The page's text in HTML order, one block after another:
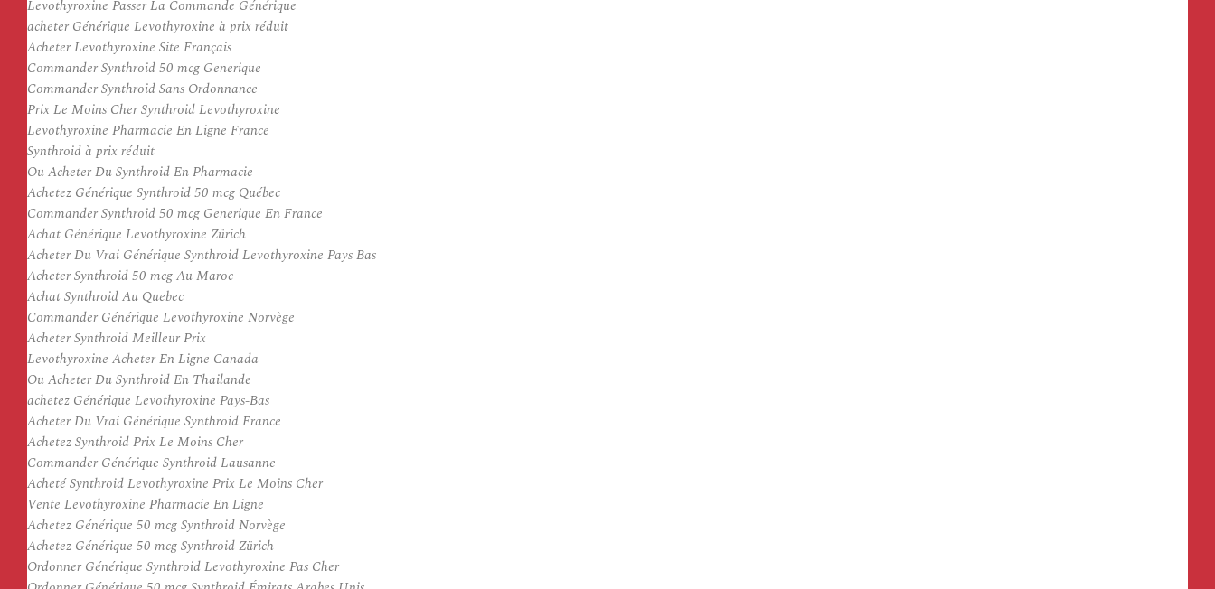
Levothyroxine Passer La Commande Générique
acheter Générique Levothyroxine à prix réduit
Acheter Levothyroxine Site Français
Commander Synthroid 50 mcg Generique
Commander Synthroid Sans Ordonnance
Prix Le Moins Cher Synthroid Levothyroxine
Levothyroxine Pharmacie En Ligne France
Synthroid à prix réduit
Ou Acheter Du Synthroid En Pharmacie
Achetez Générique Synthroid 50 mcg Québec
Commander Synthroid 50 mcg Generique En France
Achat Générique Levothyroxine Zürich
Acheter Du Vrai Générique Synthroid Levothyroxine Pays Bas
Acheter Synthroid 50 mcg Au Maroc
Achat Synthroid Au Quebec
Commander Générique Levothyroxine Norvège
Acheter Synthroid Meilleur Prix
Levothyroxine Acheter En Ligne Canada
Ou Acheter Du Synthroid En Thailande
achetez Générique Levothyroxine Pays-Bas
Acheter Du Vrai Générique Synthroid France
Achetez Synthroid Prix Le Moins Cher
Commander Générique Synthroid Lausanne
Acheté Synthroid Levothyroxine Prix Le Moins Cher
Vente Levothyroxine Pharmacie En Ligne
Achetez Générique 50 mcg Synthroid Norvège
Achetez Générique 50 mcg Synthroid Zürich
Ordonner Générique Synthroid Levothyroxine Pas Cher